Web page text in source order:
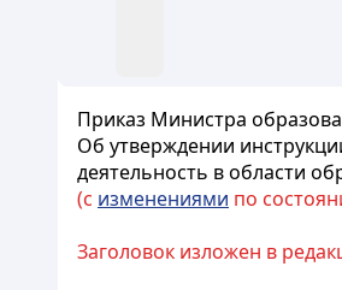
Приказ Министра
Об утверждении
деятельность в области
(с изменениями по
Заголовок изложен в